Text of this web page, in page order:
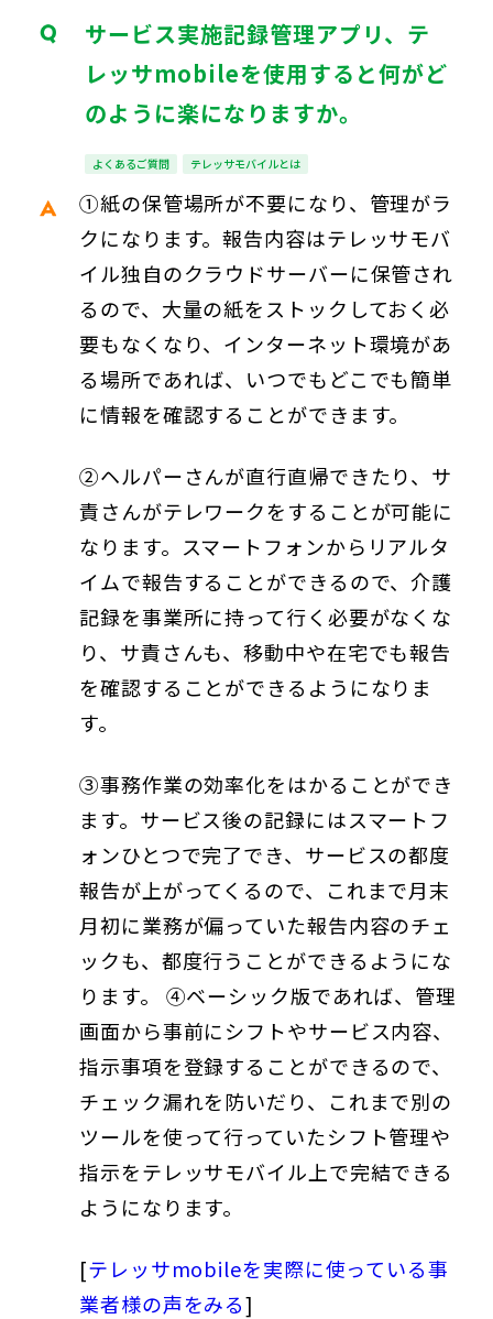
サービス実施記録管理アプリ、テ
レッサmobileを使用すると何がど
のように楽になりますか。
よくあるご質問 テレッサモバイルとは
①紙の保管場所が不要になり、管理がラ
クになります。報告内容はテレッサモバ
イル独自のクラウドサーバーに保管され
るので、大量の紙をストックしておく必
要もなくなり、インターネット環境があ
る場所であれば、いつでもどこでも簡単
に情報を確認することができます。
②ヘルパーさんが直行直帰できたり、サ
責さんがテレワークをすることが可能に
なります。スマートフォンからリアルタ
イムで報告することができるので、介護
記録を事業所に持って行く必要がなくな
り、サ責さんも、移動中や在宅でも報告
を確認することができるようになりま
す。
③事務作業の効率化をはかることができ
ます。サービス後の記録にはスマートフ
ォンひとつで完了でき、サービスの都度
報告が上がってくるので、これまで月末
月初に業務が偏っていた報告内容のチェ
ックも、都度行うことができるようにな
ります。 ④ベーシック版であれば、管理
画面から事前にシフトやサービス内容、
指示事項を登録することができるので、
チェック漏れを防いだり、これまで別の
ツールを使って行っていたシフト管理や
指示をテレッサモバイル上で完結できる
ようになります。
[テレッサmobileを実際に使っている事
業者様の声をみる]